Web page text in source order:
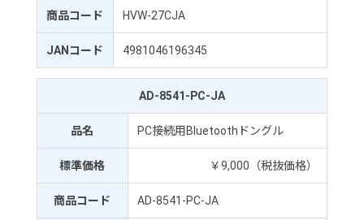
商品コード HVW-27CJA
JANコード 4981046196345
AD-8541-PC-JA
品名 PC接続用Bluetoothドングル
標準価格 ￥9,000（税抜価格）
商品コード AD-8541-PC-JA